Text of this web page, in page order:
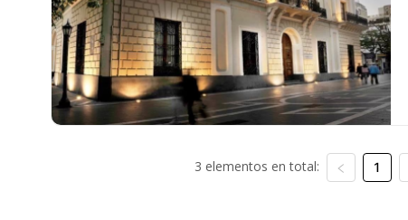
3 elementos en total: 1